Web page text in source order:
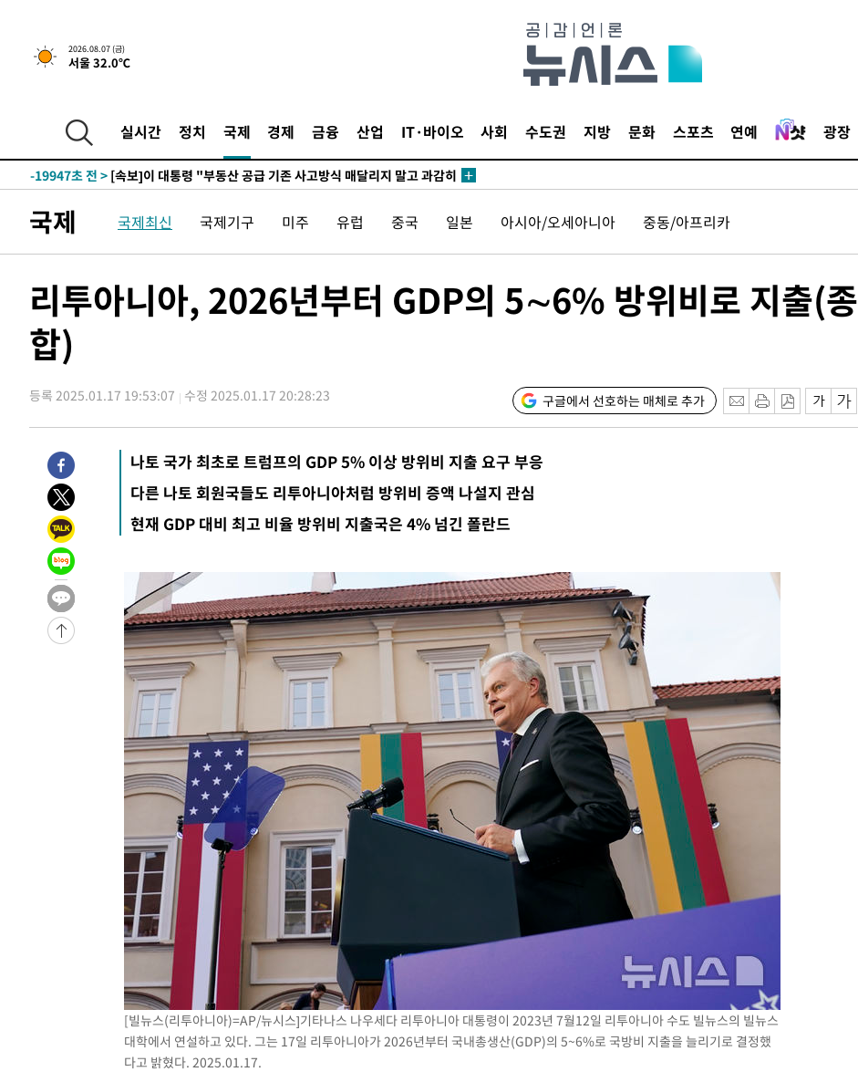
2026.08.07 (금)
서울 32.0℃
실시간 정치 국제 경제 금융 산업 IT·바이오 사회 수도권 지방 문화 스포츠 연예 광장
42분 전 >[속보]규제합리화위원회 부위원장에 김태유 서울대 공대 교수…이병태
하향수정 (2보)
-24084초 전 >
[속보] 미 사업체, 일자리 7월에 2.3만 개 줄어…실업률은 4.1%로
-19947초 전 >[속보]이 대통령 "부동산 공급 기존 사고방식 매달리지 말고 과감히
실천"
-19032초 전 > 이란, "오만과 '중앙 단일 루트' 합의…북쪽 인바운드·남쪽 아웃바
-10600초 전 >
-10564초 전 >
[속보]이 대통령, '호우피해' 안동·의성 관할 4개 면 특별재난지역
선포
-10527초 전 >[단독]중수청 지원 검사들, 정원 초과 시 낮은 계급 임용…희망지 못
-8498초 전 >낮 최고 37도 찜통더위…곳곳 소나기·강원 많은 비[내일날씨]
-6804초 전 >SK하이닉스, 용인·청주 팹에 54조 투자…"AI 메모리 수요 선제 대
응"
-3660초 전 >
-2913초 전 >
[속보]코스닥, 2.86포인트(0.36%) 내린 798.81마감
-2469초 전 > [속보] 노원서 40.1도 관측…서울, 2018년 이후 첫 40도
7분 전 > [속보]종합특검, '계엄 수용공간 확보' 신용해 前교정본부장 기소
26분 전 >
외신들도 주목한 韓축구 파문…"국민적 공분에 수사 재개"
26분 전 >
11시간 압수수색에 성접대 파문까지…'쑥대밭' 된 축구협회
42분 전 >
후임
-27497초 전 >
이강인, 폭염 속 AT마드리드 첫 훈련…80명 식사 대접까지(종합)
-24636초 전 >
미 사업체 일자리, 7월에 2.3만개 순감하고 그 전 2개월 10.3만개
하향수정 (2보)
-24084초 전 >
[속보] 미 사업체, 일자리 7월에 2.3만 개 줄어…실업률은 4.1%로
[속보]이 대통령 "부동산 공급 기존 사고방식 매달리지 말고 과감히
이란, "오만과 '중앙 단일 루트' 합의…북쪽 인바운드·남쪽 아웃바
"낮 기온 소폭 하락"…수도권 폭염중대경보, 폭염경보로 하향
[속보]이 대통령, '호우피해' 안동·의성 관할 4개 면 특별재난지역
[단독]중수청 지원 검사들, 정원 초과 시 낮은 계급 임용…희망지 못
낮 최고 37도 찜통더위…곳곳 소나기·강원 많은 비[내일날씨]
SK하이닉스, 용인·청주 팹에 54조 투자…"AI 메모리 수요 선제 대
여자배구 이재영·이다영 자매, 아제르바이잔 투란VC 입단
외국인 심판 성 접대 7경기 들여다보니…한국 축구 '5승 2무'
[속보]코스닥, 2.86포인트(0.36%) 내린 798.81마감
[속보]코스피, 6200선 약보합…0.60% 내린 6258.77에 마쳐
[속보]원·달러 환율, 7.7원 내린 1416.1원 마감
[속보] 노원서 40.1도 관측…서울, 2018년 이후 첫 40도
[속보]종합특검, '계엄 수용공간 확보' 신용해 前교정본부장 기소
외신들도 주목한 韓축구 파문…"국민적 공분에 수사 재개"
11시간 압수수색에 성접대 파문까지…'쑥대밭' 된 축구협회
국제 국제최신 국제기구 미주 유럽 중국 일본 아시아/오세아니아 중동/아프리카
리투아니아, 2026년부터 GDP의 5∼6% 방위비로 지출(종
합)
등록 2025.01.17 19:53:07 수정 2025.01.17 20:28:23 구글에서 선호하는 매체로 추가
나토 국가 최초로 트럼프의 GDP 5% 이상 방위비 지출 요구 부응
다른 나토 회원국들도 리투아니아처럼 방위비 증액 나설지 관심
현재 GDP 대비 최고 비율 방위비 지출국은 4% 넘긴 폴란드
[빌뉴스(리투아니아)=AP/뉴시스]기타나스 나우세다 리투아니아 대통령이 2023년 7월12일 리투아니아 수도 빌뉴스의 빌뉴스
대학에서 연설하고 있다. 그는 17일 리투아니아가 2026년부터 국내총생산(GDP)의 5~6%로 국방비 지출을 늘리기로 결정했
다고 밝혔다. 2025.01.17.